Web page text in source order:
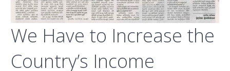
We Have to Increase the
Country’s Income